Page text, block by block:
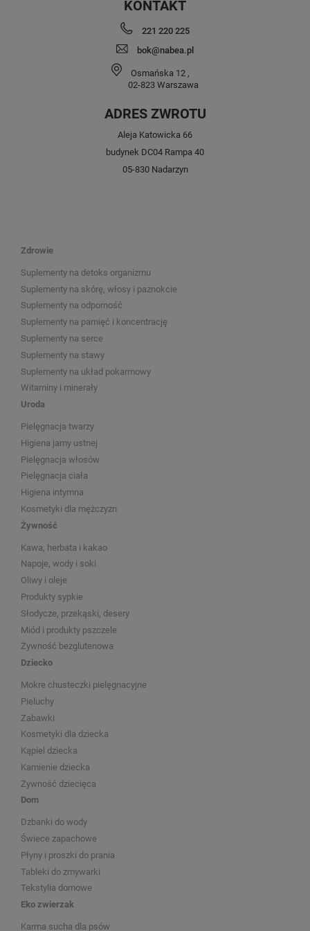
KONTAKT
221 220 225
bok@nabea.pl
Osmańska 12 ,
02-823 Warszawa
ADRES ZWROTU
Aleja Katowicka 66
budynek DC04 Rampa 40
05-830 Nadarzyn
Zdrowie
Suplementy na detoks organizmu
Suplementy na skórę, włosy i paznokcie
Suplementy na odporność
Suplementy na pamięć i koncentrację
Suplementy na serce
Suplementy na stawy
Suplementy na układ pokarmowy
Witaminy i minerały
Uroda
Pielęgnacja twarzy
Higiena jamy ustnej
Pielęgnacja włosów
Pielęgnacja ciała
Higiena intymna
Kosmetyki dla mężczyzn
Żywność
Kawa, herbata i kakao
Napoje, wody i soki
Oliwy i oleje
Produkty sypkie
Słodycze, przekąski, desery
Miód i produkty pszczele
Żywność bezglutenowa
Dziecko
Mokre chusteczki pielęgnacyjne
Pieluchy
Zabawki
Kosmetyki dla dziecka
Kąpiel dziecka
Kamienie dziecka
Żywność dziecięca
Dom
Dzbanki do wody
Świece zapachowe
Płyny i proszki do prania
Tableki do zmywarki
Tekstylia domowe
Eko zwierzak
Karma sucha dla psów